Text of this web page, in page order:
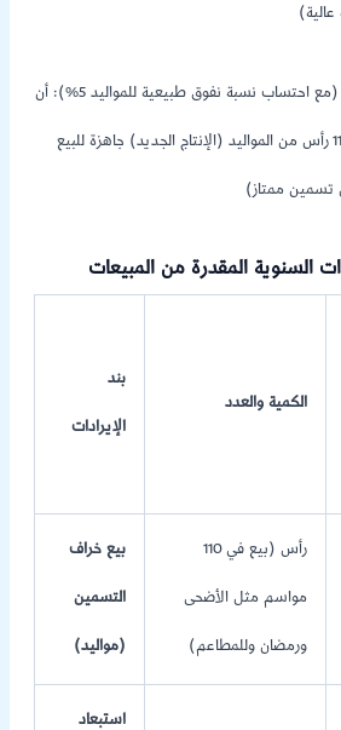
لنفترض بتقدير متحفظ جداً (مع احتساب نسبة نفوق طبيعية للمواليد 5%): أن
96 نعجة ستنتج لنا سنوياً 110 رأس من المواليد (الإنتاج الجديد) جاهزة للبيع
بند
الإيرادات
الكمية والعدد
بيع خراف
التسمين
(مواليد)
110 رأس (بيع في
مواسم مثل الأضحى
ورمضان وللمطاعم)
استبعاد